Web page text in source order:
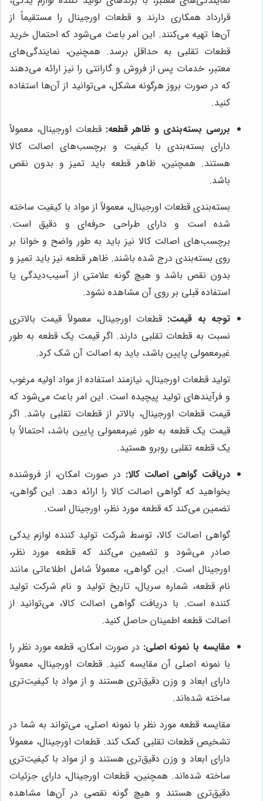
قرارداد همکاری دارند و قطعات اورجینال را مستقیماً از
آن‌ها تهیه می‌کنند. این امر باعث می‌شود که احتمال خرید
قطعات تقلبی به حداقل برسد. همچنین، نمایندگی‌های
معتبر، خدمات پس از فروش و گارانتی را نیز ارائه می‌دهند
که در صورت بروز هرگونه مشکل، می‌توانید از آن‌ها استفاده
کنید.
بررسی بسته‌بندی و ظاهر قطعه: قطعات اورجینال، معمولاً
دارای بسته‌بندی با کیفیت و برچسب‌های اصالت کالا
هستند. همچنین، ظاهر قطعه باید تمیز و بدون نقص
باشد.
بسته‌بندی قطعات اورجینال، معمولاً از مواد با کیفیت ساخته
شده است و دارای طراحی حرفه‌ای و دقیق است.
برچسب‌های اصالت کالا نیز باید به طور واضح و خوانا بر
روی بسته‌بندی درج شده باشند. ظاهر قطعه نیز باید تمیز و
بدون نقص باشد و هیچ گونه علامتی از آسیب‌دیدگی یا
استفاده قبلی بر روی آن مشاهده نشود.
توجه به قیمت: قطعات اورجینال، معمولاً قیمت بالاتری
نسبت به قطعات تقلبی دارند. اگر قیمت یک قطعه به طور
غیرمعمولی پایین باشد، باید به اصالت آن شک کرد.
تولید قطعات اورجینال، نیازمند استفاده از مواد اولیه مرغوب
و فرآیندهای تولید پیچیده است. این امر باعث می‌شود که
قیمت قطعات اورجینال، بالاتر از قطعات تقلبی باشد. اگر
قیمت یک قطعه به طور غیرمعمولی پایین باشد، احتمالاً با
یک قطعه تقلبی روبرو هستید.
دریافت گواهی اصالت کالا: در صورت امکان، از فروشنده
بخواهید که گواهی اصالت کالا را ارائه دهد. این گواهی،
تضمین می‌کند که قطعه مورد نظر، اورجینال است.
گواهی اصالت کالا، توسط شرکت تولید کننده لوازم یدکی
صادر می‌شود و تضمین می‌کند که قطعه مورد نظر،
اورجینال است. این گواهی، معمولاً شامل اطلاعاتی مانند
نام قطعه، شماره سریال، تاریخ تولید و نام شرکت تولید
کننده است. با دریافت گواهی اصالت کالا، می‌توانید از
اصالت قطعه اطمینان حاصل کنید.
مقایسه با نمونه اصلی: در صورت امکان، قطعه مورد نظر را
با نمونه اصلی آن مقایسه کنید. قطعات اورجینال، معمولاً
دارای ابعاد و وزن دقیق‌تری هستند و از مواد با کیفیت‌تری
ساخته شده‌اند.
مقایسه قطعه مورد نظر با نمونه اصلی، می‌تواند به شما در
تشخیص قطعات تقلبی کمک کند. قطعات اورجینال، معمولاً
دارای ابعاد و وزن دقیق‌تری هستند و از مواد با کیفیت‌تری
ساخته شده‌اند. همچنین، قطعات اورجینال، دارای جزئیات
دقیق‌تری هستند و هیچ گونه نقصی در آن‌ها مشاهده